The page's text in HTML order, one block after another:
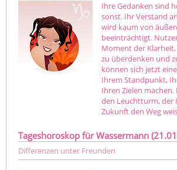
Ihre Gedanken sind
sonst. Ihr Verstand
wird kaum von
beeinträchtigt.
Moment der
zu überdenken und
können sich jetzt
Ihrem Standpunkt,
Ihren Zielen
den Leuchtturm, der
Zukunft den Weg
Tageshoroskop für Wassermann
Differenzen unter Freunden